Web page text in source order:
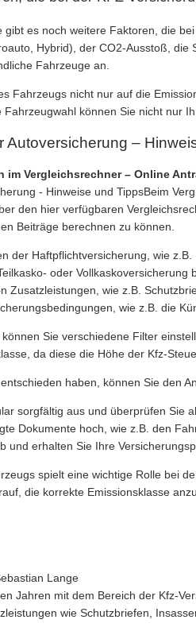
gibt es noch weitere Faktoren, die
Hybrid), der CO2-Ausstoß,
Fahrzeuge an.
Fahrzeugs nicht nur auf die
können Sie nicht nur
Autoversicherung –
im Vergleichsrechner – Online
Beim
den hier verfügbaren
Beiträge berechnen zu können.
der Haftpflichtversicherung, wie
oder
Zusatzleistungen, wie z.B.
wie z.B. die
Sie verschiedene Filter
da diese die Höhe der Kfz-
haben, können Sie den
sorgfältig aus und überprüfen Sie
Dokumente hoch, wie z.B. den
und erhalten Sie Ihre
spielt eine wichtige Rolle bei
die korrekte Emissionsklasse
Lange
Jahren mit dem Bereich der Kfz-
wie Schutzbriefen,